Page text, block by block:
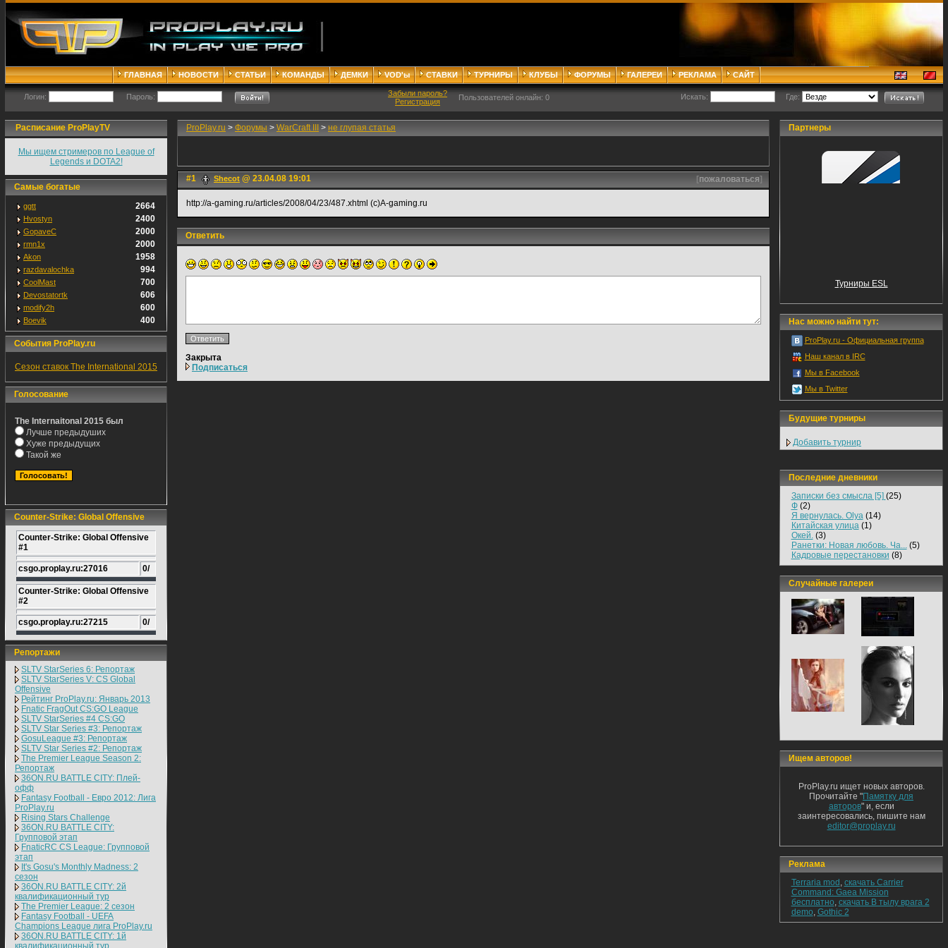
ГЛАВНАЯ НОВОСТИ СТАТЬИ КОМАНДЫ ДЕМКИ VOD'ы СТАВКИ ТУРНИРЫ КЛУБЫ ФОРУМЫ ГАЛЕРЕИ РЕКЛАМА САЙТ
Логин: Пароль:
Забыли пароль?
Регистрация
Пользователей онлайн: 0 Искать: Где:
Расписание ProPlayTV
Мы ищем стримеров по League of
Legends и DOTA2!
Самые богатые
ggtt 2664
Hvostyn 2400
GopaveC 2000
rmn1x 2000
Akon 1958
razdavalochka 994
CoolMast 700
Devostatortk 606
modify2h 600
Boevik 400
События ProPlay.ru
Сезон ставок The International 2015
Голосование
The Internaitonal 2015 был
Лучше предыдуших
Хуже предыдущих
Такой же
Counter-Strike: Global Offensive
Counter-Strike: Global Offensive
#1
csgo.proplay.ru:27016 0/
Counter-Strike: Global Offensive
#2
csgo.proplay.ru:27215 0/
Репортажи
SLTV StarSeries 6: Репортаж
SLTV StarSeries V: CS Global
Offensive
Рейтинг ProPlay.ru: Январь 2013
Fnatic FragOut CS:GO League
SLTV StarSeries #4 CS:GO
SLTV Star Series #3: Репортаж
GosuLeague #3: Репортаж
SLTV Star Series #2: Репортаж
The Premier League Season 2:
Репортаж
36ON.RU BATTLE CITY: Плей-
офф
Fantasy Football - Евро 2012: Лига
ProPlay.ru
Rising Stars Challenge
36ON.RU BATTLE CITY:
Групповой этап
FnaticRC CS League: Групповой
этап
It's Gosu's Monthly Madness: 2
сезон
36ON.RU BATTLE CITY: 2й
квалификационный тур
The Premier League: 2 cезон
Fantasy Football - UEFA
Champions League лига ProPlay.ru
36ON.RU BATTLE CITY: 1й
квалификационный тур
ProPlay.ru > Форумы > WarCraft III > не глупая статья
#1 Shecot @ 23.04.08 19:01 [пожаловаться]
http://a-gaming.ru/articles/2008/04/23/487.xhtml (с)A-gaming.ru
Ответить
Закрыта
Подписаться
Партнеры
Турниры ESL
Нас можно найти тут:
ProPlay.ru - Официальная группа
Наш канал в IRC
Мы в Facebook
Мы в Twitter
Будущие турниры
Добавить турнир
Последние дневники
Записки без смысла [5] (25)
Ф(2)
Я вернулась. Olya(14)
Китайская улица(1)
Окей.(3)
Ранетки: Новая любовь. Ча...(5)
Кадровые перестановки (8)
Случайные галереи
Ищем авторов!
ProPlay.ru ищет новых авторов.
Прочитайте "Памятку для
авторов" и, если
заинтересовались, пишите нам
editor@proplay.ru
Реклама
Terraria mod , скачать Carrier
Command: Gaea Mission
бесплатно, скачать В тылу врага 2
demo, Gothic 2